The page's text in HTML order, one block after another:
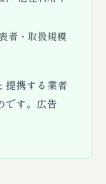
者・取扱規模
提携する業者
です。広告